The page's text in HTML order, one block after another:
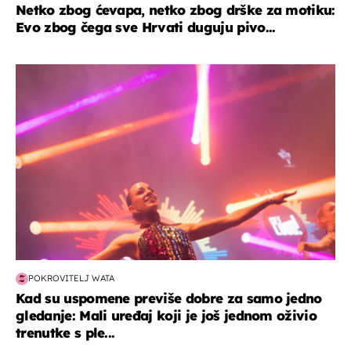
Netko zbog ćevapa, netko zbog drške za motiku:
Evo zbog čega sve Hrvati duguju pivo...
POKROVITELJ WATA
Kad su uspomene previše dobre za samo jedno
gledanje: Mali uređaj koji je još jednom oživio
trenutke s ple...